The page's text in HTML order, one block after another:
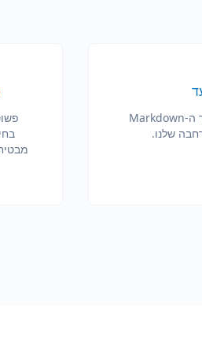
בחר את שפת היעד לתרגום מסמך ה-Markdown
שלנו.